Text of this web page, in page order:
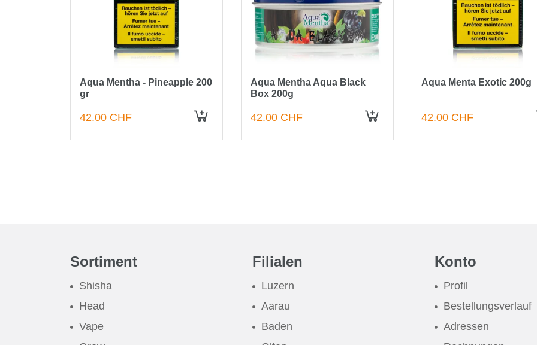
Aqua Mentha - Pineapple 200
gr
42.00 CHF
Aqua Mentha Aqua Black
Box 200g
42.00 CHF
Aqua Menta Exotic 200g
42.00 CHF
Sortiment
Shisha
Head
Vape
Filialen
Luzern
Aarau
Baden
Konto
Profil
Bestellungsverlauf
Adressen